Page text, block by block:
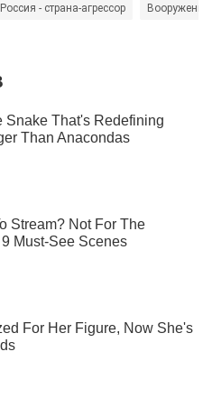
Россия - страна-агрессор